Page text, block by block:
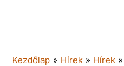
Kezdőlap » Hírek » Hírek »